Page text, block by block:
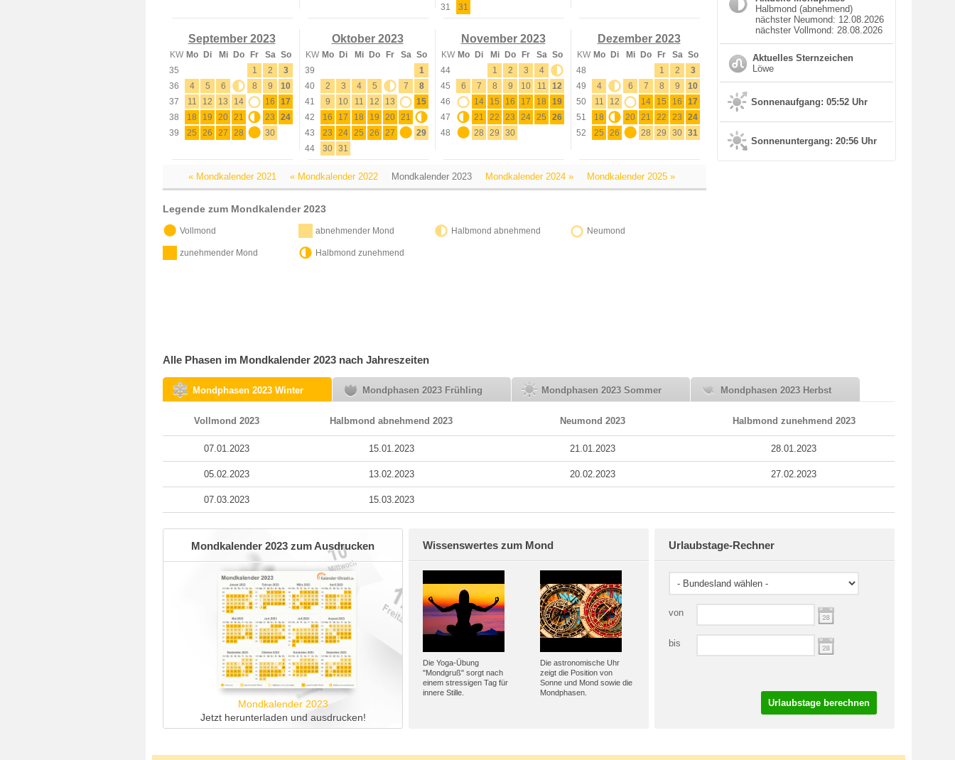
31
31
September 2023
KW Mo Di Mi Do Fr Sa So
35
1 2
3
36
4 5 6 8 9
10
37
11 12 13 14 15 16
17
38
18 19 20 21 22 23
24
39
25 26 27 28 30
Oktober 2023
KW Mo Di Mi Do Fr Sa So
39
1
40
2 3 4 5 7
8
41
9 10 11 12 13 14 15
42
16 17 18 19 20 21
22
43
23 24 25 26 27
29
44
30 31
November 2023
KW Mo Di Mi Do Fr Sa So
44
1 2 3 4
45
6 7 8 9 10 11
12
46
13 14 15 16 17 18
19
47
20 21 22 23 24 25
26
48
28 29 30
Dezember 2023
KW Mo Di Mi Do Fr Sa So
48
1 2
3
49
4 6 7 8 9
10
50
11 12 13 14 15 16
17
51
18 19 20 21 22 23
24
52
25 26 28 29 30 31
« Mondkalender 2021 « Mondkalender 2022 Mondkalender 2023 Mondkalender 2024 » Mondkalender 2025 »
Legende zum Mondkalender 2023
Vollmond abnehmender Mond Halbmond abnehmend Neumond
zunehmender Mond Halbmond zunehmend
Halbmond (abnehmend)
nächster Neumond: 12.08.2026
nächster Vollmond: 28.08.2026
Aktuelles Sternzeichen
Löwe
Sonnenaufgang: 05:52 Uhr
Sonnenuntergang: 20:56 Uhr
Alle Phasen im Mondkalender 2023 nach Jahreszeiten
Mondphasen 2023 Winter Mondphasen 2023 Frühling Mondphasen 2023 Sommer Mondphasen 2023 Herbst
Vollmond 2023 Halbmond abnehmend 2023 Neumond 2023 Halbmond zunehmend 2023
07.01.2023 15.01.2023 21.01.2023 28.01.2023
05.02.2023 13.02.2023 20.02.2023 27.02.2023
07.03.2023 15.03.2023
Mondkalender 2023 zum Ausdrucken
Mondkalender 2023
Jetzt herunterladen und ausdrucken!
Wissenswertes zum Mond
Die Yoga-Übung
"Mondgruß" sorgt nach
einem stressigen Tag für
innere Stille.
Die astronomische Uhr
zeigt die Position von
Sonne und Mond sowie die
Mondphasen.
Urlaubstage-Rechner
von
bis
Urlaubstage berechnen